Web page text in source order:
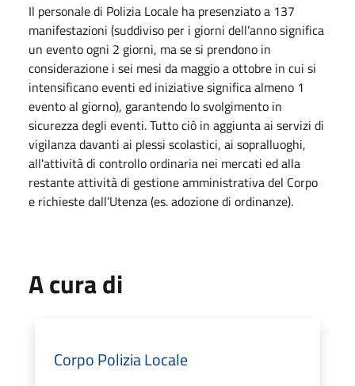
Il personale di Polizia Locale ha presenziato a 137
manifestazioni (suddiviso per i giorni dell’anno significa
un evento ogni 2 giorni, ma se si prendono in
considerazione i sei mesi da maggio a ottobre in cui si
intensificano eventi ed iniziative significa almeno 1
evento al giorno), garantendo lo svolgimento in
sicurezza degli eventi. Tutto ciò in aggiunta ai servizi di
vigilanza davanti ai plessi scolastici, ai sopralluoghi,
all'attività di controllo ordinaria nei mercati ed alla
restante attività di gestione amministrativa del Corpo
e richieste dall’Utenza (es. adozione di ordinanze).
A cura di
Corpo Polizia Locale